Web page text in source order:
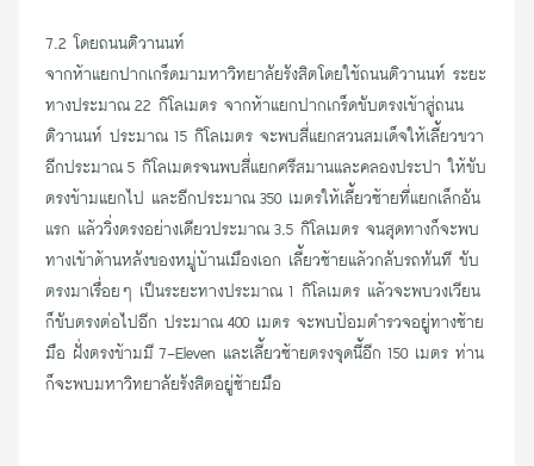
7.2 โดยถนนติวานนท์
จากห้าแยกปากเกร็ดมามหาวิทยาลัยรังสิตโดยใช้ถนนติวานนท์ ระยะ
ทางประมาณ 22 กิโลเมตร จากห้าแยกปากเกร็ดขับตรงเข้าสู่ถนน
ติวานนท์ ประมาณ 15 กิโลเมตร จะพบสี่แยกสวนสมเด็จให้เลี้ยวขวา
อีกประมาณ 5 กิโลเมตรจนพบสี่แยกศรีสมานและคลองประปา ให้ขับ
ตรงข้ามแยกไป และอีกประมาณ 350 เมตรให้เลี้ยวซ้ายที่แยกเล็กอัน
แรก แล้ววิ่งตรงอย่างเดียวประมาณ 3.5 กิโลเมตร จนสุดทางก็จะพบ
ทางเข้าด้านหลังของหมู่บ้านเมืองเอก เลี้ยวซ้ายแล้วกลับรถทันที ขับ
ตรงมาเรื่อยๆ เป็นระยะทางประมาณ 1 กิโลเมตร แล้วจะพบวงเวียน
ก็ขับตรงต่อไปอีก ประมาณ 400 เมตร จะพบป้อมตำรวจอยู่ทางซ้าย
มือ ฝั่งตรงข้ามมี 7-Eleven และเลี้ยวซ้ายตรงจุดนี้อีก 150 เมตร ท่าน
ก็จะพบมหาวิทยาลัยรังสิตอยู่ซ้ายมือ